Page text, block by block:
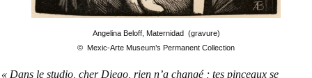
Angelina Beloff, Maternidad (gravure)
© Mexic-Arte Museum’s Permanent Collection
« Dans le studio, cher Diego, rien n’a changé ; tes pinceaux se